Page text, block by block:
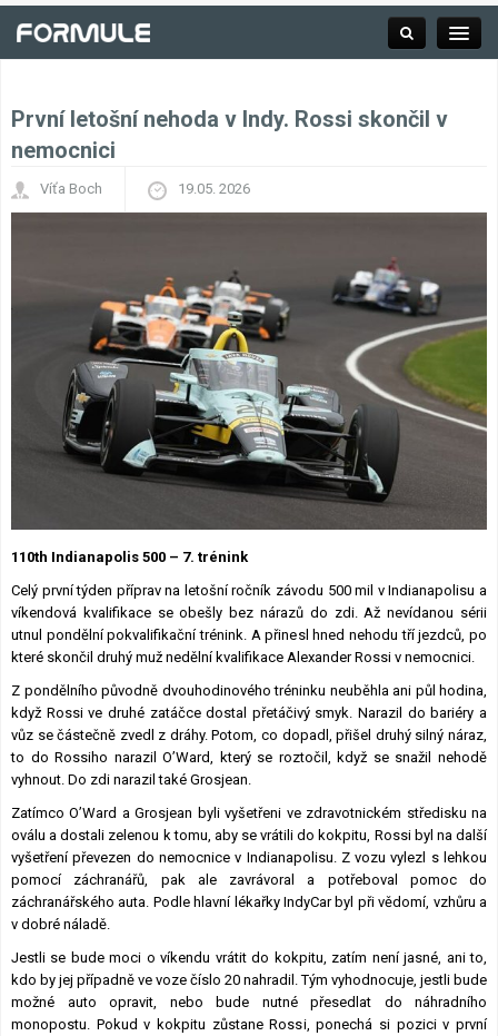
Závodní série
Kalendář F1
Výsledky F1
Týmy a jezdci F1
Okruhy F1
První letošní nehoda v Indy. Rossi skončil v
nemocnici
Víťa Boch 19.05. 2026
110th Indianapolis 500 – 7. trénink
Celý první týden příprav na letošní ročník závodu 500 mil v Indianapolisu a
víkendová kvalifikace se obešly bez nárazů do zdi. Až nevídanou sérii
utnul pondělní pokvalifikační trénink. A přinesl hned nehodu tří jezdců, po
které skončil druhý muž nedělní kvalifikace Alexander Rossi v nemocnici.
Z pondělního původně dvouhodinového tréninku neuběhla ani půl hodina,
když Rossi ve druhé zatáčce dostal přetáčivý smyk. Narazil do bariéry a
vůz se částečně zvedl z dráhy. Potom, co dopadl, přišel druhý silný náraz,
to do Rossiho narazil O’Ward, který se roztočil, když se snažil nehodě
vyhnout. Do zdi narazil také Grosjean.
Zatímco O’Ward a Grosjean byli vyšetřeni ve zdravotnickém středisku na
oválu a dostali zelenou k tomu, aby se vrátili do kokpitu, Rossi byl na další
vyšetření převezen do nemocnice v Indianapolisu. Z vozu vylezl s lehkou
pomocí záchranářů, pak ale zavrávoral a potřeboval pomoc do
záchranářského auta. Podle hlavní lékařky IndyCar byl při vědomí, vzhůru a
v dobré náladě.
Jestli se bude moci o víkendu vrátit do kokpitu, zatím není jasné, ani to,
kdo by jej případně ve voze číslo 20 nahradil. Tým vyhodnocuje, jestli bude
možné auto opravit, nebo bude nutné přesedlat do náhradního
monopostu. Pokud v kokpitu zůstane Rossi, ponechá si pozici v první